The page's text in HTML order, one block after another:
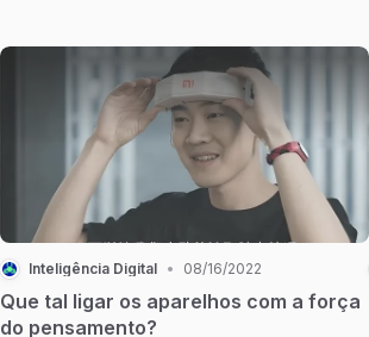
Inteligência Digital • 08/16/2022
Que tal ligar os aparelhos com a força
do pensamento?